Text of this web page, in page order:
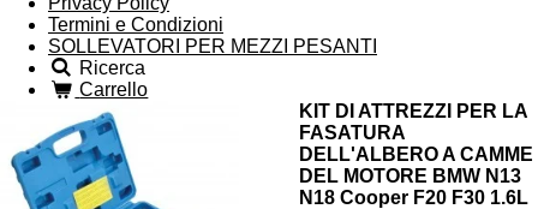
Termini e Condizioni
SOLLEVATORI PER MEZZI PESANTI
Ricerca
Carrello
KIT DI ATTREZZI PER LA
FASATURA
DELL'ALBERO A CAMME
DEL MOTORE BMW N13
N18 Cooper F20 F30 1.6L